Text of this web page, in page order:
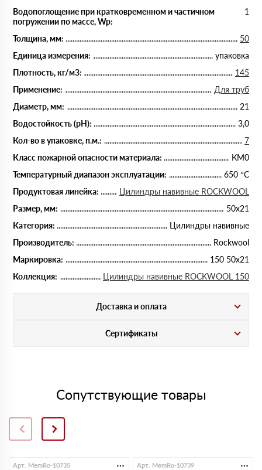
Водопоглощение при кратковременном и частичном
погружении по массе, Wp:
1
Толщина, мм:
50
Единица измерения:
упаковка
Плотность, кг/м3:
145
Применение:
Для труб
Диаметр, мм:
21
Водостойкость (рН):
3,0
Кол-во в упаковке, п.м.:
7
Класс пожарной опасности материала:
КМ0
Температурный диапазон эксплуатации:
650 °С
Продуктовая линейка:
Цилиндры навивные ROCKWOOL
Размер, мм:
50х21
Категория:
Цилиндры навивные
Производитель:
Rockwool
Маркировка:
150 50х21
Коллекция:
Цилиндры навивные ROCKWOOL 150
Доставка и оплата
Сертификаты
Сопутствующие товары
Арт. MemRo-10735 Арт. MemRo-10739